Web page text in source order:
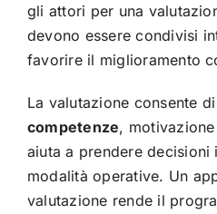
gli attori per una
devono essere condivisi
favorire il miglioramento
La valutazione consente
competenze,
aiuta a prendere
modalità operative. Un
valutazione rende il